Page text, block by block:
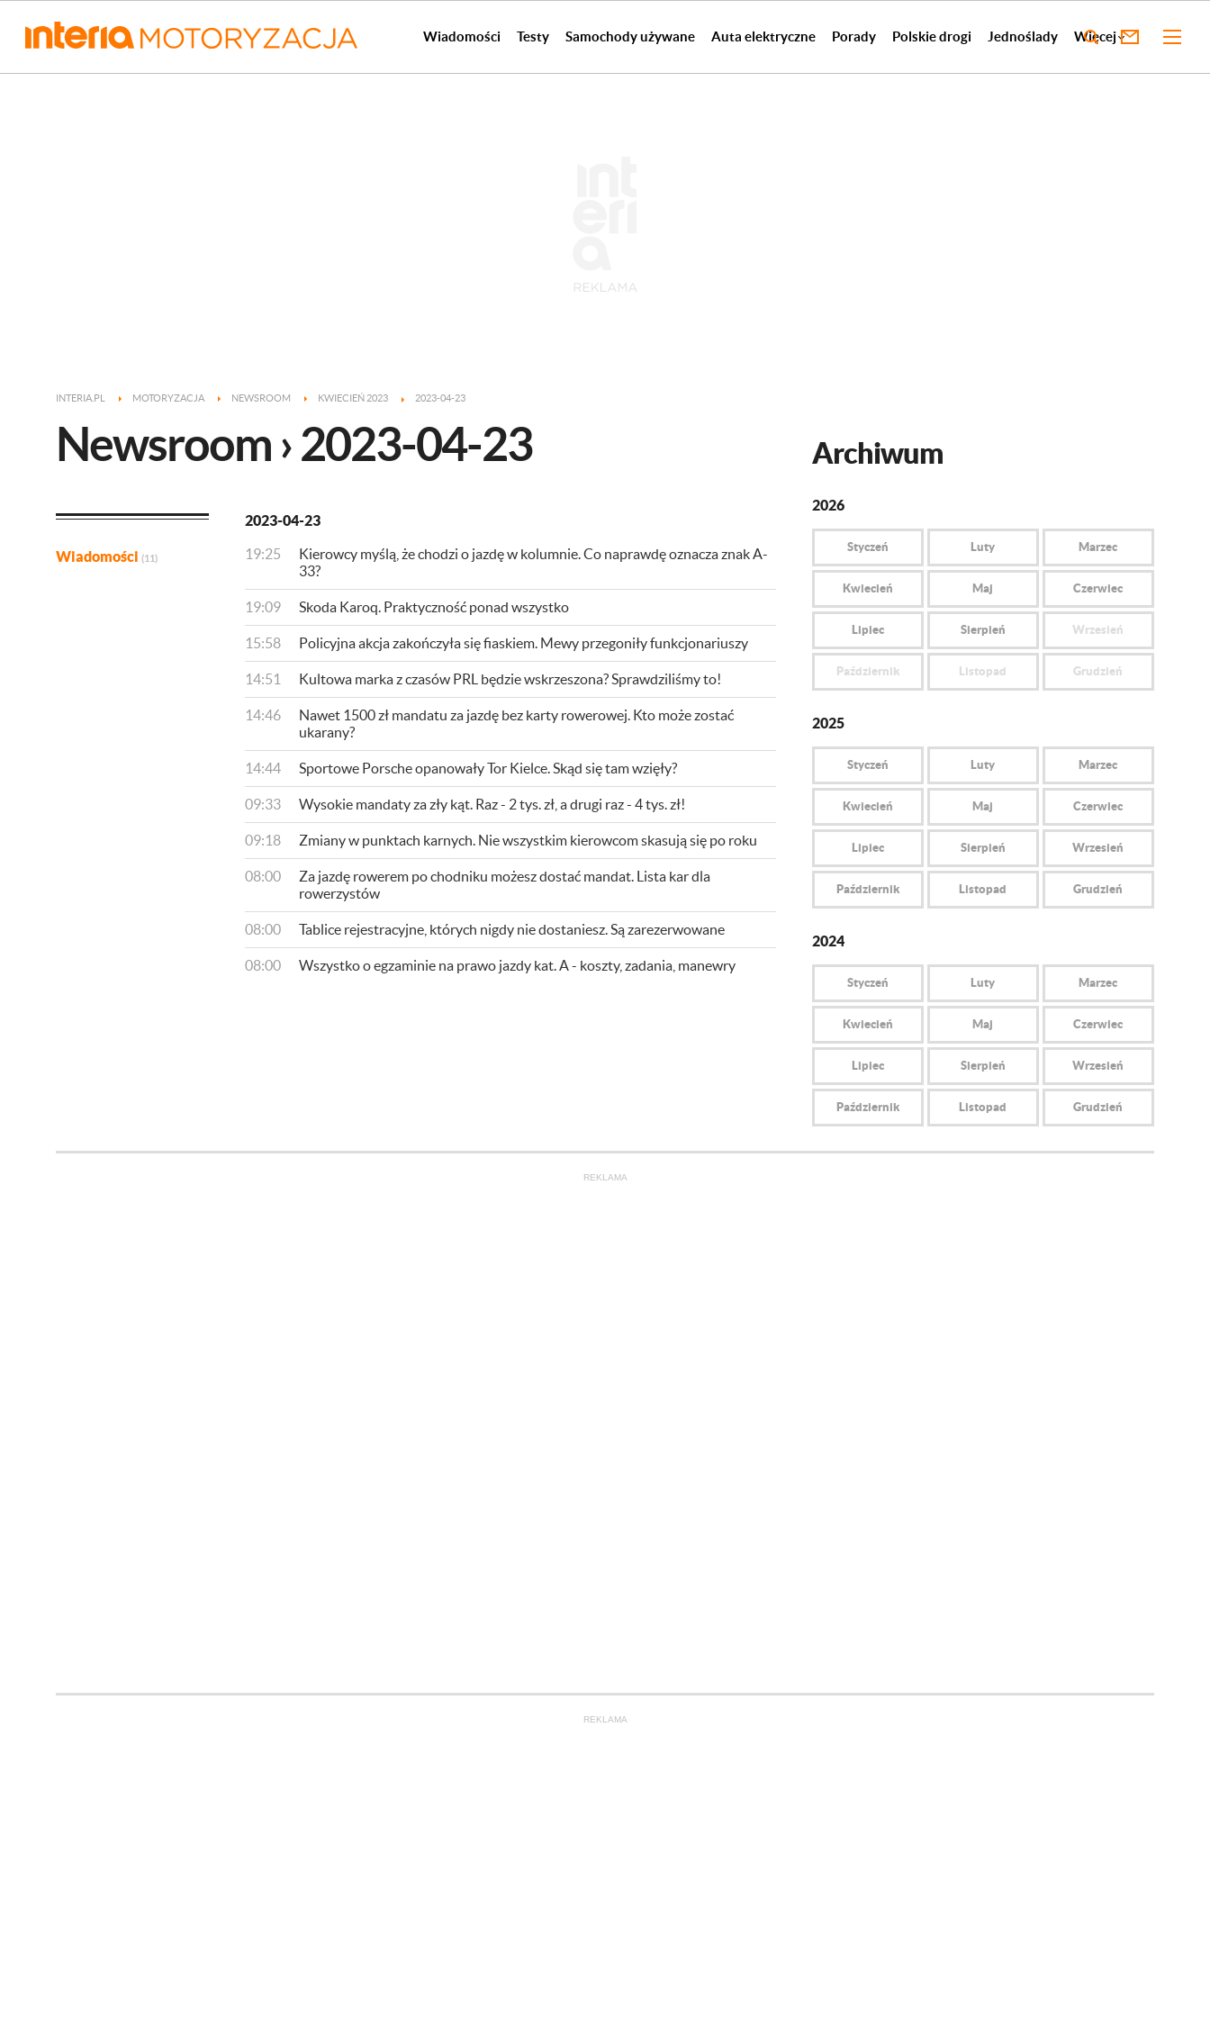
Wiadomości Testy Samochody używane Auta elektryczne Porady Polskie drogi Jednoślady Więcej
INTERIA.PL MOTORYZACJA NEWSROOM KWIECIEŃ 2023 2023-04-23
Newsroom › 2023-04-23
Wiadomości (11)
2023-04-23
19:25
Kierowcy myślą, że chodzi o jazdę w kolumnie. Co naprawdę oznacza znak A-
33?
19:09 Skoda Karoq. Praktyczność ponad wszystko
15:58 Policyjna akcja zakończyła się fiaskiem. Mewy przegoniły funkcjonariuszy
14:51 ​Kultowa marka z czasów PRL będzie wskrzeszona? Sprawdziliśmy to!
14:46
Nawet 1500 zł mandatu za jazdę bez karty rowerowej. Kto może zostać
ukarany?
14:44 Sportowe Porsche opanowały Tor Kielce. Skąd się tam wzięły?
09:33 Wysokie mandaty za zły kąt. Raz - 2 tys. zł, a drugi raz - 4 tys. zł!
09:18 Zmiany w punktach karnych. Nie wszystkim kierowcom skasują się po roku
08:00
​Za jazdę rowerem po chodniku możesz dostać mandat. Lista kar dla
rowerzystów
08:00 Tablice rejestracyjne, których nigdy nie dostaniesz. Są zarezerwowane
08:00 ​Wszystko o egzaminie na prawo jazdy kat. A - koszty, zadania, manewry
Archiwum
2026
Styczeń Luty Marzec
Kwiecień Maj Czerwiec
Lipiec Sierpień Wrzesień
Październik Listopad Grudzień
2025
Styczeń Luty Marzec
Kwiecień Maj Czerwiec
Lipiec Sierpień Wrzesień
Październik Listopad Grudzień
2024
Styczeń Luty Marzec
Kwiecień Maj Czerwiec
Lipiec Sierpień Wrzesień
Październik Listopad Grudzień
REKLAMA
REKLAMA